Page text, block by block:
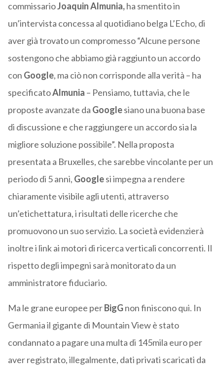
commissarioJoaquin Almunia,ha smentito in
un’intervista concessa al quotidiano belga L’Echo, di
aver già trovato un compromesso “Alcune persone
sostengono che abbiamo già raggiunto un accordo
con Google, ma ciò non corrisponde alla verità – ha
specificatoAlmunia – Pensiamo, tuttavia, che le
proposte avanzate da Googlesiano una buona base
di discussione e che raggiungere un accordo sia la
migliore soluzione possibile”. Nella proposta
presentata a Bruxelles, che sarebbe vincolante per un
periodo di 5 anni, Googlesi impegna a rendere
chiaramente visibile agli utenti, attraverso
un’etichettatura, i risultati delle ricerche che
promuovono un suo servizio. La società evidenzierà
inoltre i link ai motori di ricerca verticali concorrenti. Il
rispetto degli impegni sarà monitorato da un
amministratore fiduciario.
Ma le grane europee perBigGnon finiscono qui. In
Germania il gigante di Mountain View è stato
condannato a pagare una multa di 145mila euro per
aver registrato, illegalmente, dati privati scaricati da